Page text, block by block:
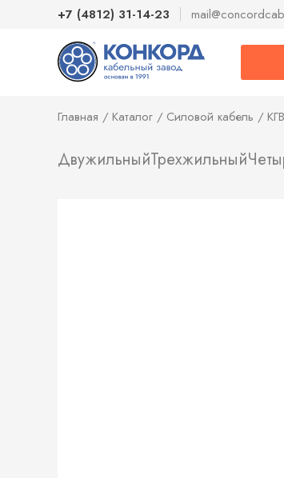
+7 (4812) 31-14-23
Главная Каталог Силовой кабель
ДвужильныйТрехжильный